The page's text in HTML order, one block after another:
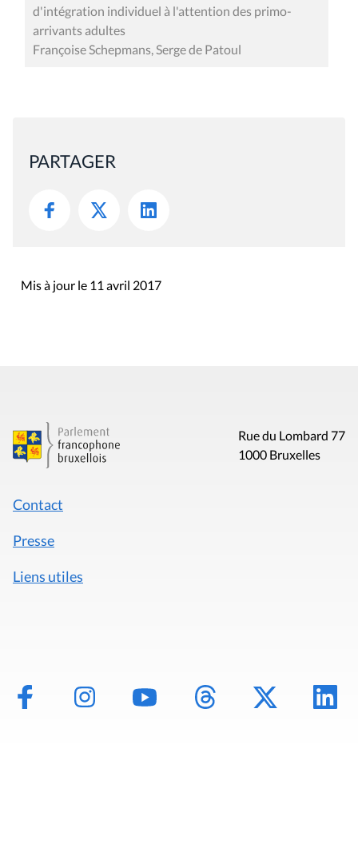
d'intégration individuel à l'attention des primo-
arrivants adultes
Françoise Schepmans, Serge de Patoul
PARTAGER
Mis à jour le 11 avril 2017
Rue du Lombard 77
1000 Bruxelles
Contact
Presse
Liens utiles